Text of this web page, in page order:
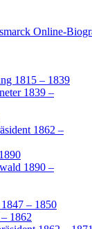
1815 – 1839
1839 –
1862 –
1890 –
– 1850
1862